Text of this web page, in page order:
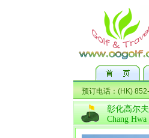
彰化高尔
Chang